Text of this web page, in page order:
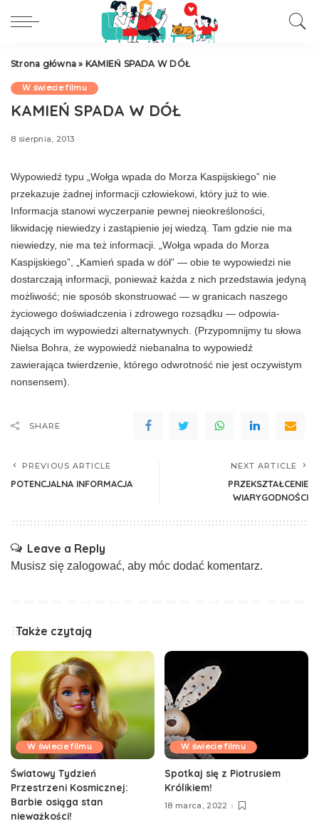
Strona główna » KAMIEŃ SPADA W DÓŁ
W świecie filmu
KAMIEŃ SPADA W DÓŁ
8 sierpnia, 2013
Wypowiedź typu „Wołga wpada do Morza Kaspijskiego” nie
przekazuje żadnej informacji człowiekowi, który już to wie.
Informacja stanowi wyczerpa­nie pewnej nieokreśloności,
likwidację niewie­dzy i zastąpienie jej wiedzą. Tam gdzie nie ma
niewiedzy, nie ma też informacji. „Wołga wpada do Morza
Kaspijskiego”, „Kamień spa­da w dół” — obie te wypowiedzi nie
dostar­czają informacji, ponieważ każda z nich przed­stawia jedyną
możliwość; nie sposób skonstru­ować — w granicach naszego
życiowego do­świadczenia i zdrowego rozsądku — odpowia­
dających im wypowiedzi alternatywnych. (Przypomnijmy tu słowa
Nielsa Bohra, że wy­powiedź niebanalna to wypowiedź
zawierająca twierdzenie, którego odwrotność nie jest oczy­wistym
nonsensem).
SHARE
PREVIOUS ARTICLE
POTENCJALNA INFORMACJA
NEXT ARTICLE
PRZEKSZTAŁCENIE
WIARYGODNOŚCI
Leave a Reply
Musisz się zalogować, aby móc dodać komentarz.
Także czytają
W świecie filmu
Światowy Tydzień
Przestrzeni Kosmicznej:
Barbie osiąga stan
nieważkości!
W świecie filmu
Spotkaj się z Piotrusiem
Królikiem!
18 marca, 2022